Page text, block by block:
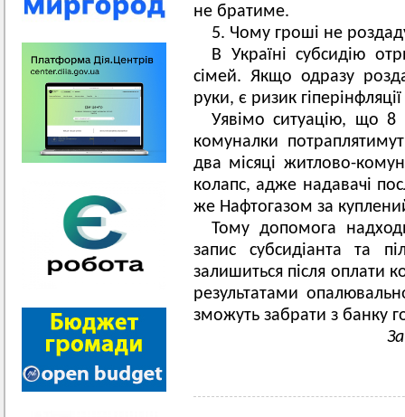
не братиме.
5. Чому гроші не
В Україні субсидію
сімей. Якщо одразу
руки, є ризик
Уявімо ситуацію, що 8
комуналки
два місяці житлово-
колапс, адже надавачі
же Нафтогазом за
Тому допомога
запис субсидіанта та
залишиться після оплати
результатами
зможуть забрати з банку